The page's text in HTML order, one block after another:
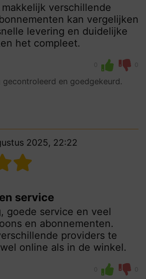
verschillende
kan vergelijken
levering en duidelijke
het compleet.
0 0
gecontroleerd en goedgekeurd.
2025, 22:22
service
goede service en veel
en abonnementen.
providers te
online als in de winkel.
0 0